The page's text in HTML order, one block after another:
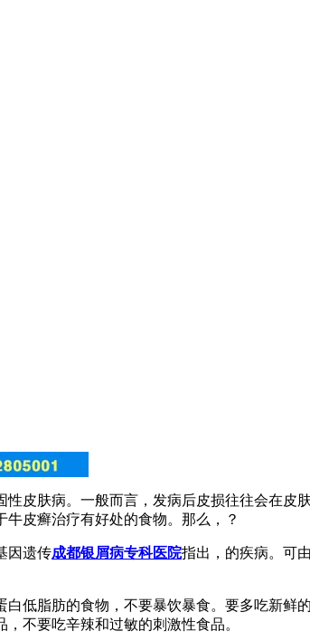
皮肤病。一般而言，发病后皮损往往会在皮
皮癣治疗有好处的食物。那么，？
因遗传成都银屑病专科医院指出，的疾病。可
低脂肪的食物，不要暴饮暴食。要多吃新鲜
不要吃辛辣和过敏的刺激性食品。